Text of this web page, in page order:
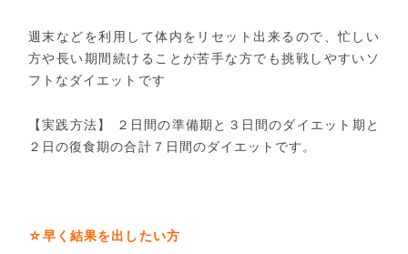
週末などを利用して体内をリセット出来るので、忙しい
方や長い期間続けることが苦手な方でも挑戦しやすいソ
フトなダイエットです
【実践方法】
２日間の準備期と３日間のダイエット期と
２日の復食期の合計７日間のダイエットです。
☆早く結果を出したい方